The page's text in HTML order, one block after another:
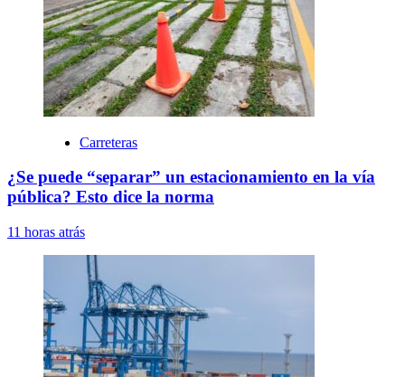
Carreteras
¿Se puede “separar” un estacionamiento en la vía
pública? Esto dice la norma
11 horas atrás